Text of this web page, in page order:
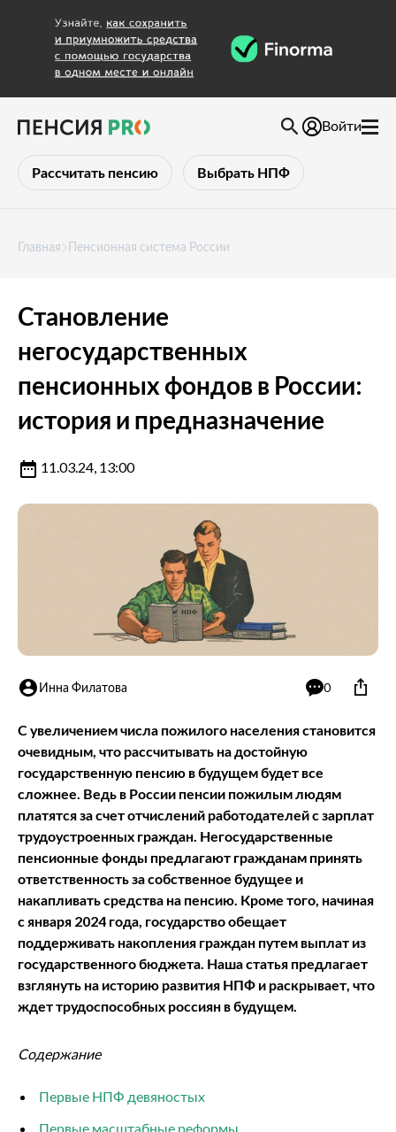
Рассчитать пенсию Выбрать НПФ
Войти
Главная Пенсионная система России
Становление
негосударственных
пенсионных фондов в России:
история и предназначение
11.03.24, 13:00
Инна Филатова 0
С увеличением числа пожилого населения становится
очевидным, что рассчитывать на достойную
государственную пенсию в будущем будет все
сложнее. Ведь в России пенсии пожилым людям
платятся за счет отчислений работодателей с зарплат
трудоустроенных граждан. Негосударственные
пенсионные фонды предлагают гражданам принять
ответственность за собственное будущее и
накапливать средства на пенсию. Кроме того, начиная
с января 2024 года, государство обещает
поддерживать накопления граждан путем выплат из
государственного бюджета. Наша статья предлагает
взглянуть на историю развития НПФ и раскрывает, что
ждет трудоспособных россиян в будущем.
Содержание
Первые НПФ девяностых
Первые масштабные реформы